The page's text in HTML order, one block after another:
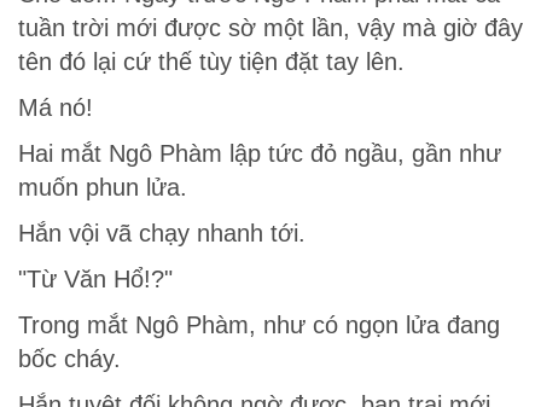
tuần trời mới được sờ một lần, vậy mà giờ đây
tên đó lại cứ thế tùy tiện đặt tay lên.
Má nó!
Hai mắt Ngô Phàm lập tức đỏ ngầu, gần như
muốn phun lửa.
Hắn vội vã chạy nhanh tới.
"Từ Văn Hổ!?"
Trong mắt Ngô Phàm, như có ngọn lửa đang
bốc cháy.